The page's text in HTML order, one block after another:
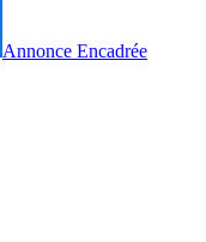
Annonce Encadrée